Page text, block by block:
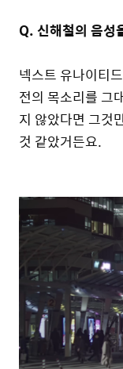
Q. 신해철의 음성
넥스트 유나이티
전의 목소리를 그
지 않았다면 그것
것 같았거든요.